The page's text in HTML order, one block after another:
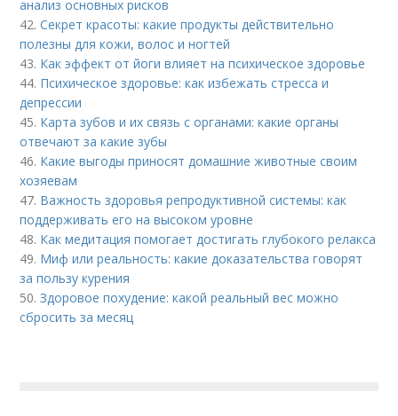
анализ основных рисков
42.Секрет красоты: какие продукты действительно
полезны для кожи, волос и ногтей
43. Как эффект от йоги влияет на психическое здоровье
44. Психическое здоровье: как избежать стресса и
депрессии
45. Карта зубов и их связь с органами: какие органы
отвечают за какие зубы
46. Какие выгоды приносят домашние животные своим
хозяевам
47. Важность здоровья репродуктивной системы: как
поддерживать его на высоком уровне
48. Как медитация помогает достигать глубокого релакса
49. Миф или реальность: какие доказательства говорят
за пользу курения
50.Здоровое похудение: какой реальный вес можно
сбросить за месяц